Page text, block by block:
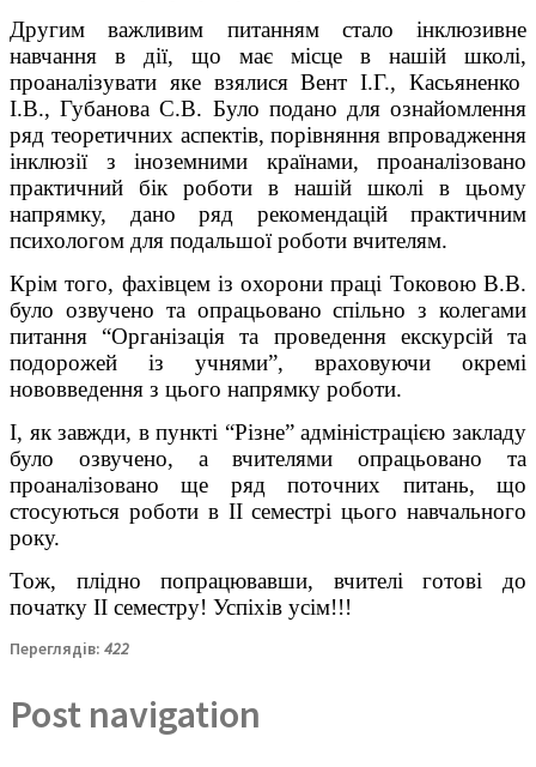
Другим важливим питанням стало інклюзивне
навчання в дії, що має місце в нашій школі,
проаналізувати яке взялися Вент І.Г., Касьяненко
І.В., Губанова С.В. Було подано для ознайомлення
ряд теоретичних аспектів, порівняння впровадження
інклюзії з іноземними країнами, проаналізовано
практичний бік роботи в нашій школі в цьому
напрямку, дано ряд рекомендацій практичним
психологом для подальшої роботи вчителям.
Крім того, фахівцем із охорони праці Токовою В.В.
було озвучено та опрацьовано спільно з колегами
питання “Організація та проведення екскурсій та
подорожей із учнями”, враховуючи окремі
нововведення з цього напрямку роботи.
І, як завжди, в пункті “Різне” адміністрацією закладу
було озвучено, а вчителями опрацьовано та
проаналізовано ще ряд поточних питань, що
стосуються роботи в ІІ семестрі цього навчального
року.
Тож, плідно попрацювавши, вчителі готові до
початку ІІ семестру! Успіхів усім!!!
Переглядів: 422
Post navigation